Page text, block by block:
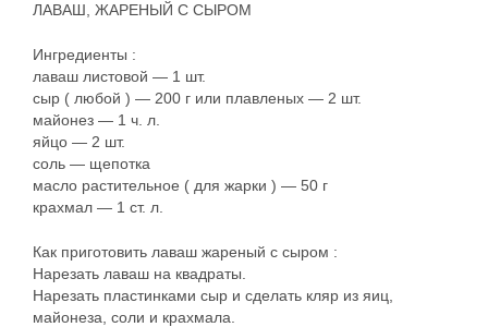
ЛАВАШ, ЖАРЕНЫЙ С СЫРОМ
Ингредиенты :
лаваш листовой — 1 шт.
сыр ( любой ) — 200 г или плавленых — 2 шт.
майонез — 1 ч. л.
яйцо — 2 шт.
соль — щепотка
масло растительное ( для жарки ) — 50 г
крахмал — 1 ст. л.
Как приготовить лаваш жареный с сыром :
Нарезать лаваш на квадраты.
Нарезать пластинками сыр и сделать кляр из яиц,
майонеза, соли и крахмала.